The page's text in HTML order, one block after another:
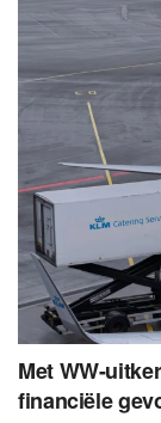
Met WW-
financiële